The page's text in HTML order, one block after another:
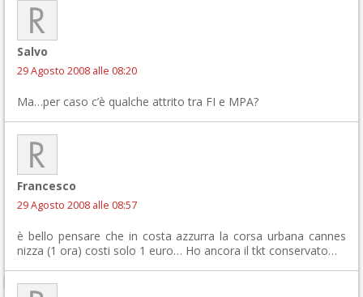
Salvo
29 Agosto 2008 alle 08:20
Ma…per caso c’è qualche attrito tra FI e MPA?
Francesco
29 Agosto 2008 alle 08:57
è bello pensare che in costa azzurra la corsa urbana cannes
nizza (1 ora) costi solo 1 euro… Ho ancora il tkt conservato…